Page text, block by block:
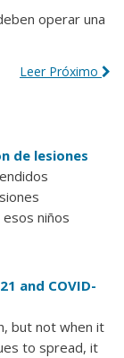
operar una
Leer Próximo
de lesiones
niños
and COVID-
but not when it
to spread, it